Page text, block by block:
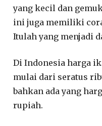
yang kecil dan
ini juga memiliki
Itulah yang menjadi
Di Indonesia harga
mulai dari seratus
bahkan ada yang
rupiah.